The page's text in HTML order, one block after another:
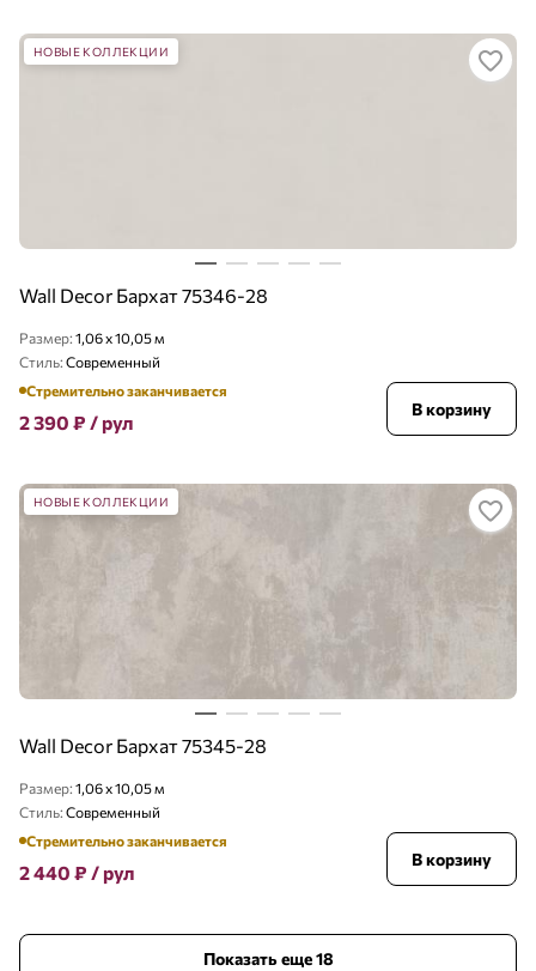
НОВЫЕ КОЛЛЕКЦИИ
Wall Decor Бархат 75346-28
Размер: 1,06 x 10,05 м
Стиль: Современный
Стремительно заканчивается
2 390 ₽ / рул
В корзину
НОВЫЕ КОЛЛЕКЦИИ
Wall Decor Бархат 75345-28
Размер: 1,06 x 10,05 м
Стиль: Современный
Стремительно заканчивается
2 440 ₽ / рул
В корзину
Показать еще 18